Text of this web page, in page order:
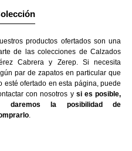
productos ofertados son una
de las colecciones de Calzados
Cabrera y Zerep. Si necesita
par de zapatos en particular que
esté ofertado en esta página, puede
con nosotros y si es posible,
daremos la posibilidad de
.